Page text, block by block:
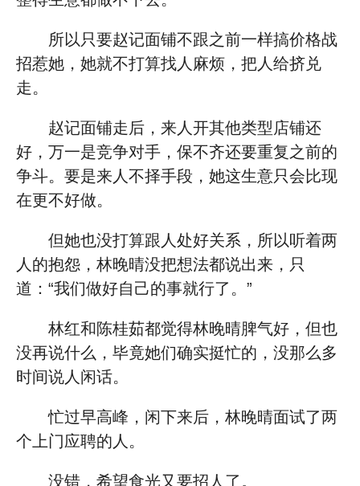
所以只要赵记面铺不跟之前一样搞价格战
招惹她，她就不打算找人麻烦，把人给挤兑
走。
赵记面铺走后，来人开其他类型店铺还
好，万一是竞争对手，保不齐还要重复之前的
争斗。要是来人不择手段，她这生意只会比现
在更不好做。
但她也没打算跟人处好关系，所以听着两
人的抱怨，林晚晴没把想法都说出来，只
道：“我们做好自己的事就行了。”
林红和陈桂茹都觉得林晚晴脾气好，但也
没再说什么，毕竟她们确实挺忙的，没那么多
时间说人闲话。
忙过早高峰，闲下来后，林晚晴面试了两
个上门应聘的人。
没错，希望食光又要招人了。